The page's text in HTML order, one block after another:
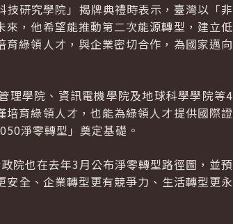
研究學院」揭牌典禮時表示，臺灣以「非
，他希望能推動第二次能源轉型，建立低
綠領人才，與企業密切合作，為國家邁向
理學院、資訊電機學院及地球科學學院等4
育綠領人才，也能為綠領人才提供國際證
淨零轉型」奠定基礎。
院也在去年3月公布淨零轉型路徑圖，並預
全、企業轉型更有競爭力、生活轉型更永